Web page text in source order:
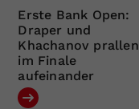
Erste Bank Open:
Draper und
Khachanov prallen
im Finale
aufeinander